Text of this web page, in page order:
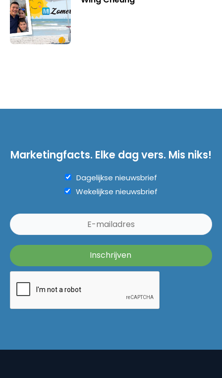
Marketingfacts. Elke dag vers. Mis niks!
Dagelijkse nieuwsbrief
Wekelijkse nieuwsbrief